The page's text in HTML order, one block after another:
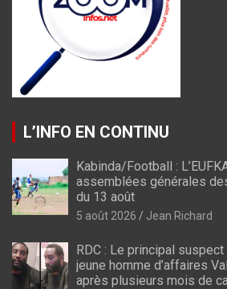
L’INFO EN CONTINU
Kabinda/Football :
assemblées générales
du 13 août
5 août 2026 Jean Richard
RDC : Le principal
jeune homme d’affaires
après plusieurs mois de